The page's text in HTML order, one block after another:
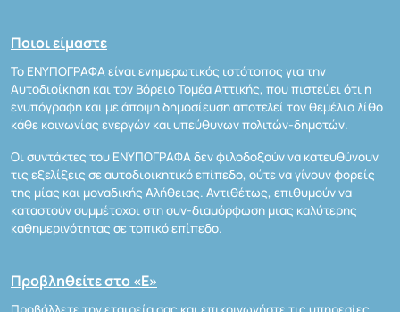
Ποιοι είμαστε
Το ΕΝΥΠΟΓΡΑΦΑ είναι ενημερωτικός ιστότοπος για την
Αυτοδιοίκηση και τον Βόρειο Τομέα Αττικής, που πιστεύει ότι η
ενυπόγραφη και με άποψη δημοσίευση αποτελεί τον θεμέλιο λίθο
κάθε κοινωνίας ενεργών και υπεύθυνων πολιτών-δημοτών.
Οι συντάκτες του ΕΝΥΠΟΓΡΑΦΑ δεν φιλοδοξούν να κατευθύνουν
τις εξελίξεις σε αυτοδιοικητικό επίπεδο, ούτε να γίνουν φορείς
της μίας και μοναδικής Αλήθειας. Αντιθέτως, επιθυμούν να
καταστούν συμμέτοχοι στη συν-διαμόρφωση μιας καλύτερης
καθημερινότητας σε τοπικό επίπεδο.
Προβληθείτε στο «Ε»